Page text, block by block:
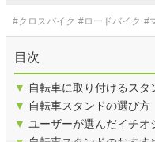
#クロスバイク #ロードバイク #
目次
▼ 自転車に取り付けるスタ
▼ 自転車スタンドの選び方
▼ ユーザーが選んだイチオ